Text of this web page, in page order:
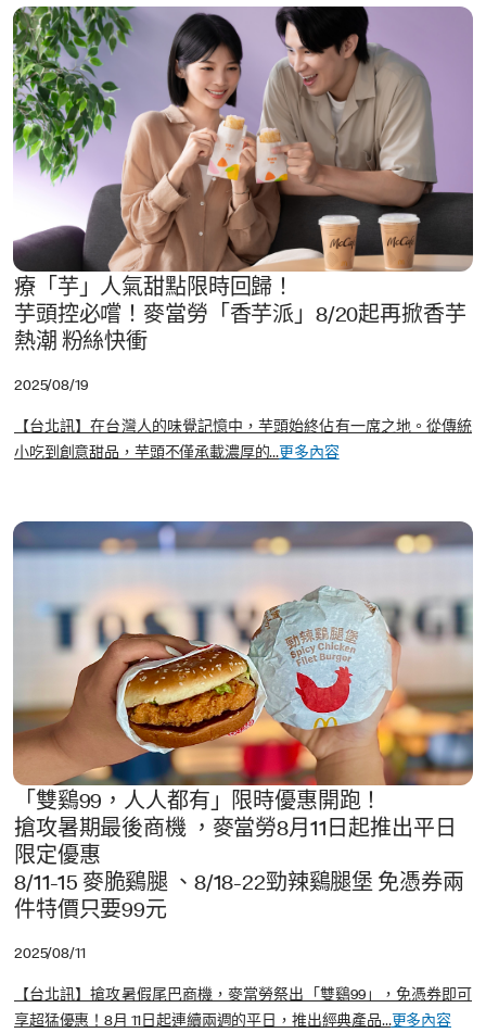
療「芋」人氣甜點限時回歸！
芋頭控必嚐！麥當勞「香芋派」8/20起再掀香芋
熱潮 粉絲快衝
2025/08/19
【台北訊】在台灣人的味覺記憶中，芋頭始終佔有一席之地。從傳統
小吃到創意甜品，芋頭不僅承載濃厚的...更多內容
「雙鷄99，人人都有」限時優惠開跑！
搶攻暑期最後商機 ，麥當勞8月11日起推出平日
限定優惠
8/11-15 麥脆鷄腿 、8/18-22勁辣鷄腿堡 免憑券兩
件特價只要99元
2025/08/11
【台北訊】搶攻暑假尾巴商機，麥當勞祭出「雙鷄99」，免憑券即可
享超猛優惠！8月 11日起連續兩週的平日，推出經典產品...更多內容